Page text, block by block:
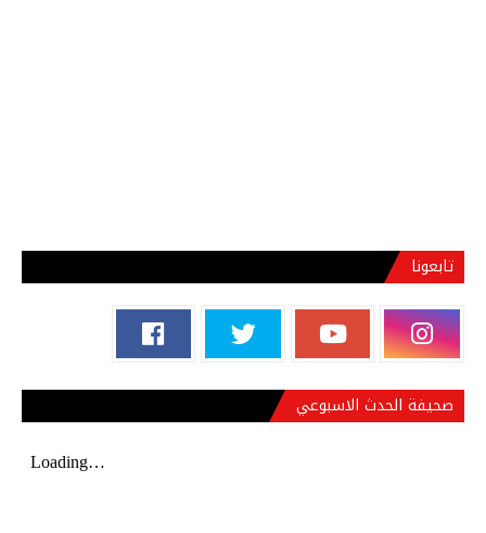
تابعونا
صحيفة الحدث الاسبوعي